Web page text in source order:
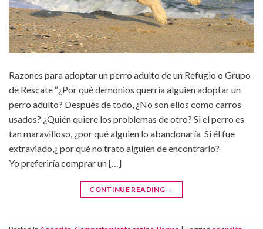
Razones para adoptar un perro adulto de un Refugio o Grupo
de Rescate “¿Por qué demonios querría alguien adoptar un
perro adulto? Después de todo, ¿No son ellos como carros
usados? ¿Quién quiere los problemas de otro? Si el perro es
tan maravilloso, ¿por qué alguien lo abandonaría Si él fue
extraviado,¿ por qué no trato alguien de encontrarlo?
Yo preferiría comprar un […]
CONTINUE READING →